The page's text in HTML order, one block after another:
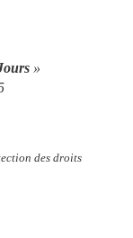
»
des droits